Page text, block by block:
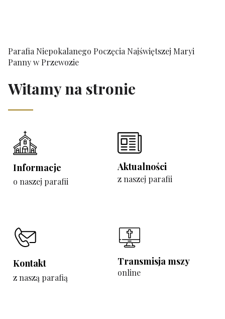
Parafia Niepokalanego Poczęcia Najświętszej Maryi
Panny w Przewozie
Witamy na stronie
Informacje
o naszej parafii
Aktualności
z naszej parafii
Kontakt
z naszą parafią
Transmisja mszy
online